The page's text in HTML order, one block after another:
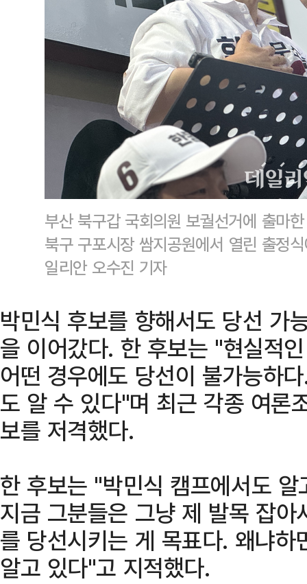
부산 북구갑 국회의원 보궐선거에 출마
북구 구포시장 쌈지공원에서 열린 출정
일리안 오수진 기자
박민식 후보를 향해서도 당선 가
을 이어갔다. 한 후보는 "현실적
어떤 경우에도 당선이 불가능하
도 알 수 있다"며 최근 각종 여론
보를 저격했다.
한 후보는 "박민식 캠프에서도
지금 그분들은 그냥 제 발목 잡
를 당선시키는 게 목표다. 왜냐
알고 있다"고 지적했다.